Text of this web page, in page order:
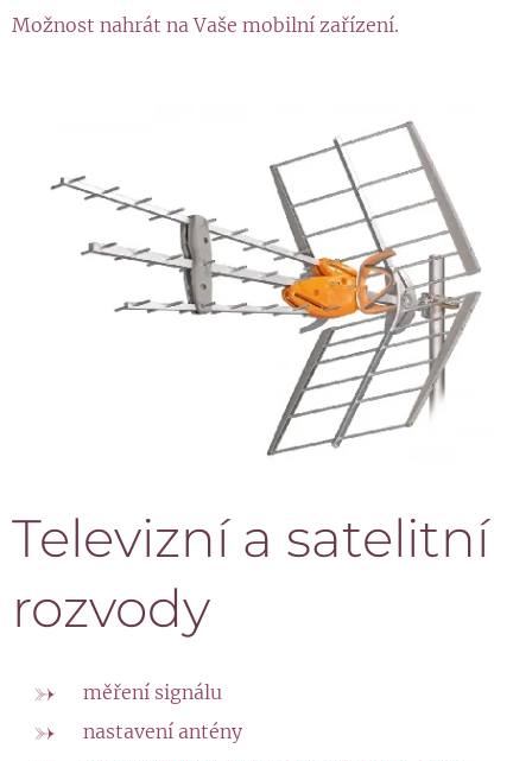
Možnost nahrát na Vaše mobilní zařízení.
Televizní a satelitní
rozvody
měření signálu
nastavení antény